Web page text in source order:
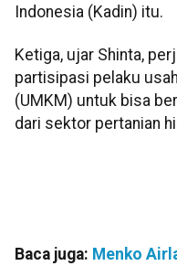
Indonesia (Kadin) itu.
Ketiga, ujar Shinta,
partisipasi pelaku
(UMKM) untuk bisa
dari sektor pertanian
Baca juga: Menko